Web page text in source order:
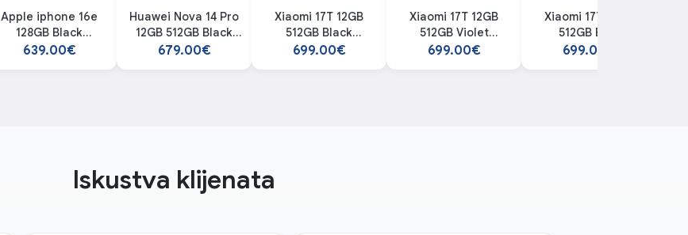
Apple iphone 16e
128GB Black
smartphone
639.00€
Huawei Nova 14 Pro
12GB 512GB Black
smartphone
679.00€
Xiaomi 17T 12GB
512GB Black
smartphone
699.00€
Xiaomi 17T 12GB
512GB Violet
smartphone
699.00€
Xiaomi 17T 12GB
512GB Blue
smartphone
699.00€
Iskustva klijenata